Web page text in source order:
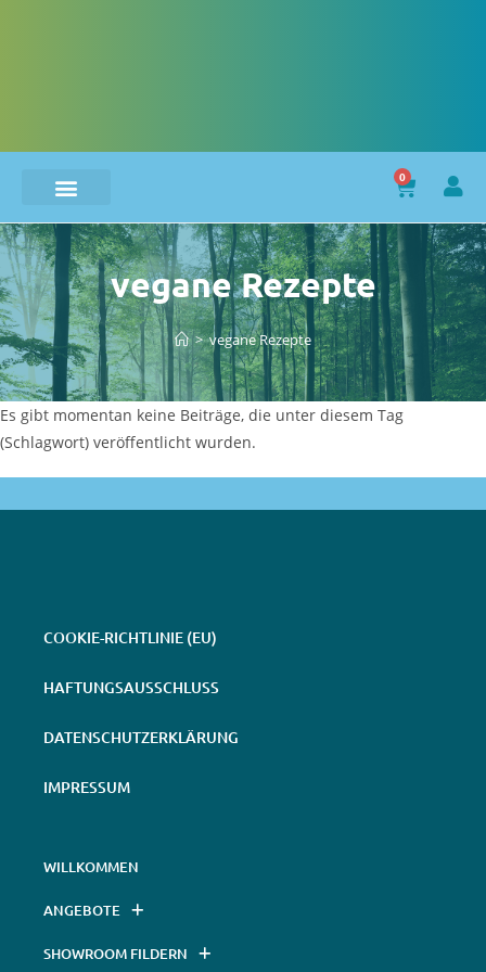
0
vegane Rezepte
> vegane Rezepte
Es gibt momentan keine Beiträge, die unter diesem Tag
(Schlagwort) veröffentlicht wurden.
COOKIE-RICHTLINIE (EU)
HAFTUNGSAUSSCHLUSS
DATENSCHUTZERKLÄRUNG
IMPRESSUM
WILLKOMMEN
ANGEBOTE
SHOWROOM FILDERN